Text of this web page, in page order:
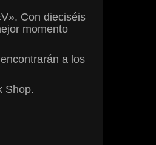
Con dieciséis
momento
a los
Shop.